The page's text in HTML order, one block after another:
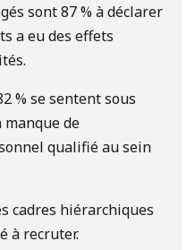
sont 87 % à déclarer
a eu des effets
% se sentent sous
manque de
qualifié au sein
cadres hiérarchiques
à recruter.